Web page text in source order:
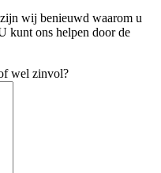
wij benieuwd waarom u
kunt ons helpen door de
wel zinvol?